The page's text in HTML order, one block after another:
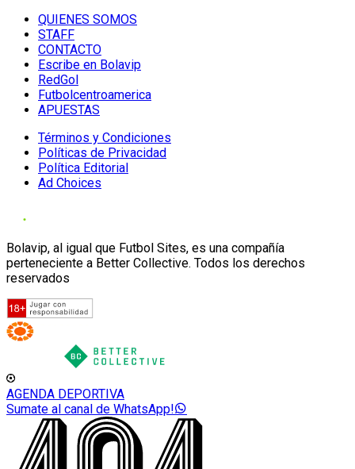
QUIENES SOMOS
STAFF
CONTACTO
Escribe en Bolavip
RedGol
Futbolcentroamerica
APUESTAS
Términos y Condiciones
Políticas de Privacidad
Política Editorial
Ad Choices
Bolavip, al igual que Futbol Sites, es una compañía
perteneciente a Better Collective. Todos los derechos
reservados
AGENDA DEPORTIVA
Sumate al canal de WhatsApp!